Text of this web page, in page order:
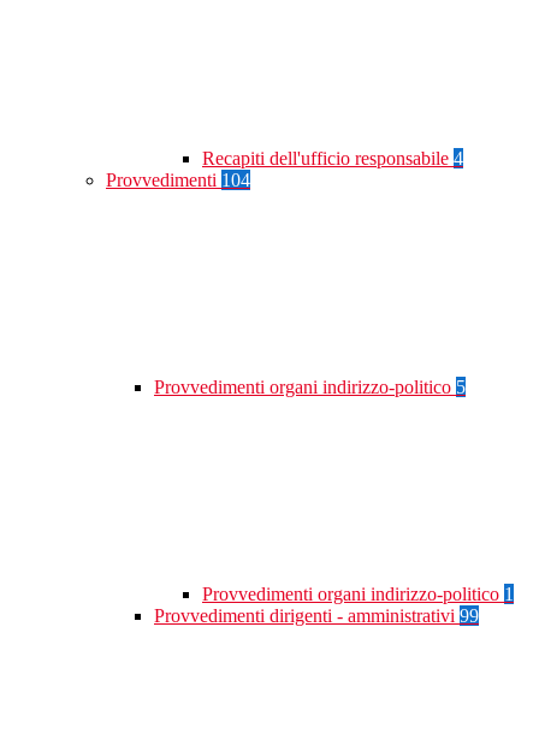
Recapiti dell'ufficio responsabile 4
Provvedimenti 104
Provvedimenti organi indirizzo-politico 5
Provvedimenti organi indirizzo-politico 1
Provvedimenti dirigenti - amministrativi 99